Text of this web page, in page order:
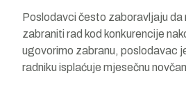
Poslodavci često zaboravljaju da
zabraniti rad kod konkurencije
ugovorimo zabranu, poslodavac
radniku isplaćuje mjesečnu